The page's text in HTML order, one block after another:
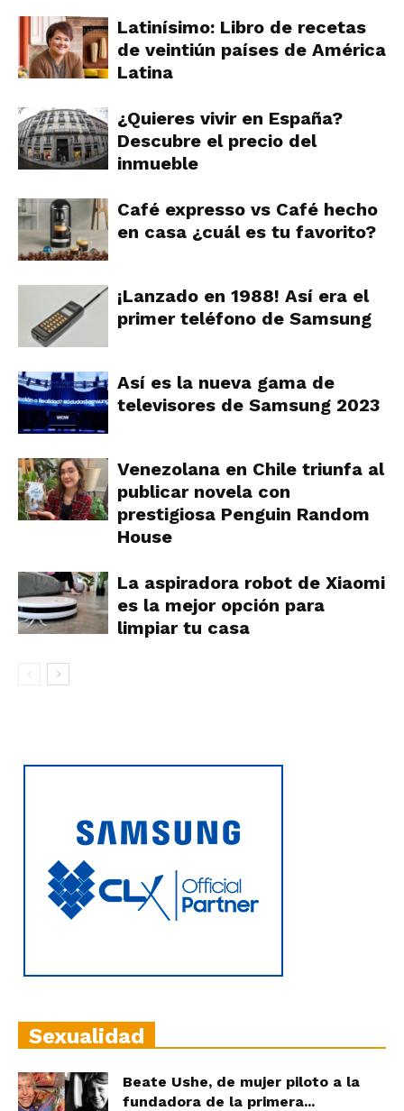
Latinísimo: Libro de recetas
de veintiún países de América
Latina
¿Quieres vivir en España?
Descubre el precio del
inmueble
Café expresso vs Café hecho
en casa ¿cuál es tu favorito?
¡Lanzado en 1988! Así era el
primer teléfono de Samsung
Así es la nueva gama de
televisores de Samsung 2023
Venezolana en Chile triunfa al
publicar novela con
prestigiosa Penguin Random
House
La aspiradora robot de Xiaomi
es la mejor opción para
limpiar tu casa
Sexualidad
Beate Ushe, de mujer piloto a la
fundadora de la primera...